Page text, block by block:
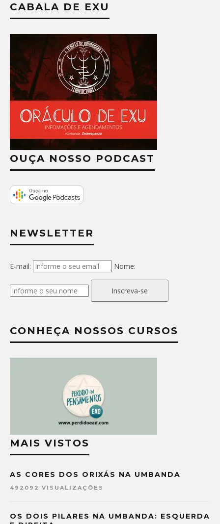
CABALA DE EXU
OUÇA NOSSO PODCAST
NEWSLETTER
E-mail: Nome:
Inscreva-se
CONHEÇA NOSSOS CURSOS
MAIS VISTOS
AS CORES DOS ORIXÁS NA UMBANDA
492092 VISUALIZAÇÕES
OS DOIS PILARES NA UMBANDA: ESQUERDA